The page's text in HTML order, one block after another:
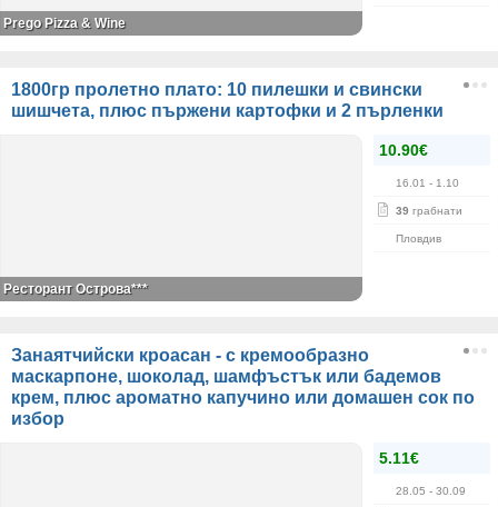
Prego Pizza & Wine
1800гр пролетно плато: 10 пилешки и свински
шишчета, плюс пържени картофки и 2 пърленки
10.90€
16.01 - 1.10
39 грабнати
Пловдив
Ресторант Острова***
Занаятчийски кроасан - с кремообразно
маскарпоне, шоколад, шамфъстък или бадемов
крем, плюс ароматно капучино или домашен сок по
избор
5.11€
28.05 - 30.09